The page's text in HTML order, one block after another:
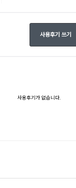
사용후기 쓰기
사용후기가 없습니다.